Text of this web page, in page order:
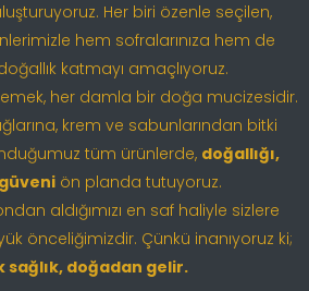
Her biri özenle seçilen,
hem sofralarınıza hem de
katmayı amaçlıyoruz.
her damla bir doğa mucizesidir.
krem ve sabunlarından bitki
tüm ürünlerde, doğallığı,
ön planda tutuyoruz.
aldığımızı en saf haliyle sizlere
önceliğimizdir. Çünkü inanıyoruz ki;
sağlık, doğadan gelir.